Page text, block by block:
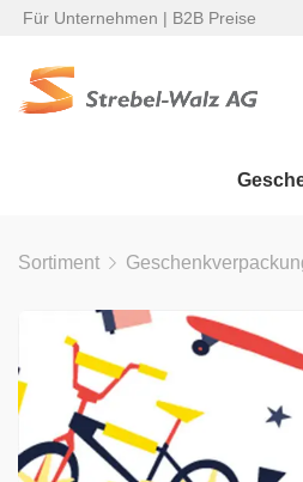
Für Unternehmen | B2B Preise
Sortiment